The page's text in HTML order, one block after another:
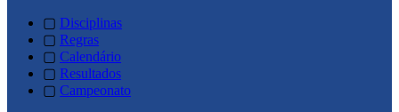
▢ Disciplinas
▢ Regras
▢ Calendário
▢ Resultados
▢ Campeonato